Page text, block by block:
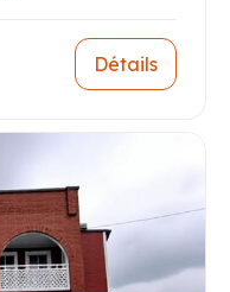
Détails